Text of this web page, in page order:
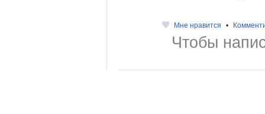
Мне нравится •
Чтобы